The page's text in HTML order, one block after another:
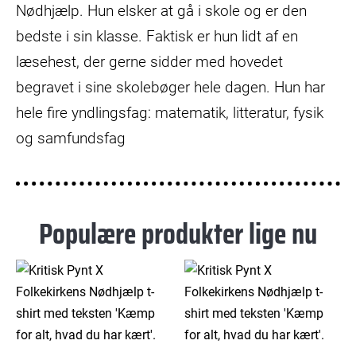
Nødhjælp. Hun elsker at gå i skole og er den
bedste i sin klasse. Faktisk er hun lidt af en
læsehest, der gerne sidder med hovedet
begravet i sine skolebøger hele dagen. Hun har
hele fire yndlingsfag: matematik, litteratur, fysik
og samfundsfag
Populære produkter lige nu